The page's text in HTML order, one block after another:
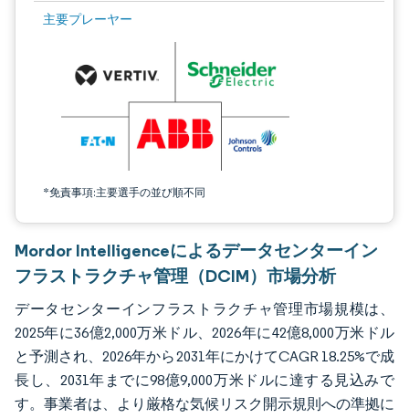
主要プレーヤー
*免責事項:主要選手の並び順不同
画像 © Mordor Intelligence。再利用にはCC BY 4.0の表示が必要です。
Mordor Intelligenceによるデータセンターイン
フラストラクチャ管理（DCIM）市場分析
データセンターインフラストラクチャ管理市場規模は、
2025年に36億2,000万米ドル、2026年に42億8,000万米ドル
と予測され、2026年から2031年にかけてCAGR 18.25%で成
長し、2031年までに98億9,000万米ドルに達する見込みで
す。事業者は、より厳格な気候リスク開示規則への準拠に